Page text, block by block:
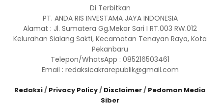
Di Terbitkan
PT. ANDA RIS INVESTAMA JAYA INDONESIA
Alamat : Jl. Sumatera Gg.Mekar Sari I RT.003 RW.012
Kelurahan Sialang Sakti, Kecamatan Tenayan Raya, Kota
Pekanbaru
Telepon/WhatsApp : 085216503461
Email : redaksicakrarepublik@gmail.com
Redaksi/ Privacy Policy/ Disclaimer/ Pedoman Media
Siber